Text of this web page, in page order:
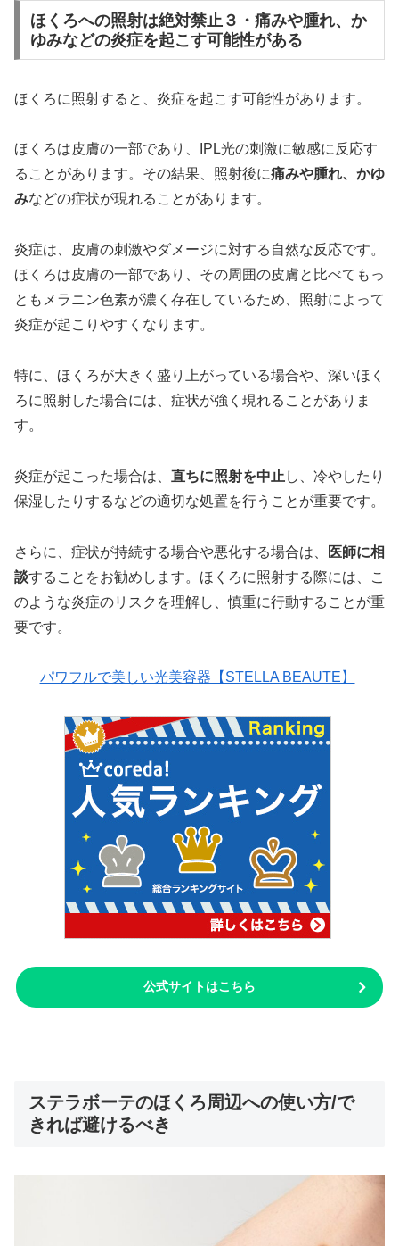
ほくろへの照射は絶対禁止３・痛みや腫れ、か
ゆみなどの炎症を起こす可能性がある
ほくろに照射すると、炎症を起こす可能性があります。
ほくろは皮膚の一部であり、IPL光の刺激に敏感に反応す
ることがあります。その結果、照射後に痛みや腫れ、かゆ
みなどの症状が現れることがあります。
炎症は、皮膚の刺激やダメージに対する自然な反応です。
ほくろは皮膚の一部であり、その周囲の皮膚と比べてもっ
ともメラニン色素が濃く存在しているため、照射によって
炎症が起こりやすくなります。
特に、ほくろが大きく盛り上がっている場合や、深いほく
ろに照射した場合には、症状が強く現れることがありま
す。
炎症が起こった場合は、 直ちに照射を中止 し、冷やしたり
保湿したりするなどの適切な処置を行うことが重要です。
さらに、症状が持続する場合や悪化する場合は、
医師に相
談することをお勧めします。ほくろに照射する際には、こ
のような炎症のリスクを理解し、慎重に行動することが重
要です。
パワフルで美しい光美容器【STELLA BEAUTE】
公式サイトはこちら
ステラボーテのほくろ周辺への使い方/で
きれば避けるべき